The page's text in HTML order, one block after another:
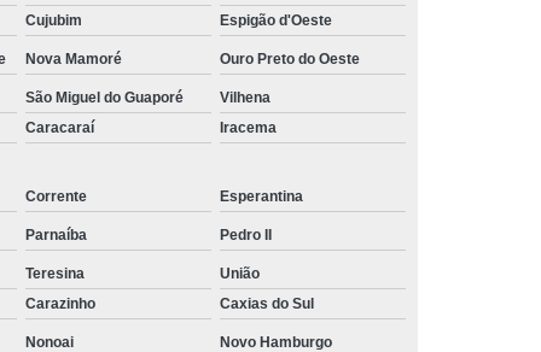
Aparecida de Goiânia
tela para projetos agrícolas Petrópolis
tela agrícola preta para orquídeas São Miguel dos
Campos
Otoni
comprar telas agrícolas pretas para plantação
quanto custa tela agrícola preta para estufa São Gabriel
Cujubim Espigão d'Oeste
Nova Mamoré Ouro Preto do Oeste
São Miguel do Guaporé
Vilhena
Caracaraí Iracema
Corrente Esperantina
Parnaíba Pedro II
Teresina
União
Carazinho Caxias do Sul
Nonoai Novo Hamburgo